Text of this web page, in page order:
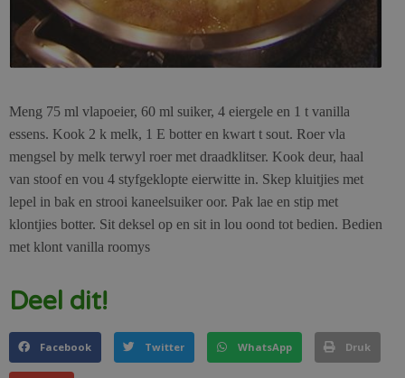
Meng 75 ml vlapoeier, 60 ml suiker, 4 eiergele en 1 t vanilla
essens. Kook 2 k melk, 1 E botter en kwart t sout. Roer vla
mengsel by melk terwyl roer met draadklitser. Kook deur, haal
van stoof en vou 4 styfgeklopte eierwitte in. Skep kluitjies met
lepel in bak en strooi kaneelsuiker oor. Pak lae en stip met
klontjies botter. Sit deksel op en sit in lou oond tot bedien. Bedien
met klont vanilla roomys
Deel dit!
Facebook Twitter WhatsApp Druk